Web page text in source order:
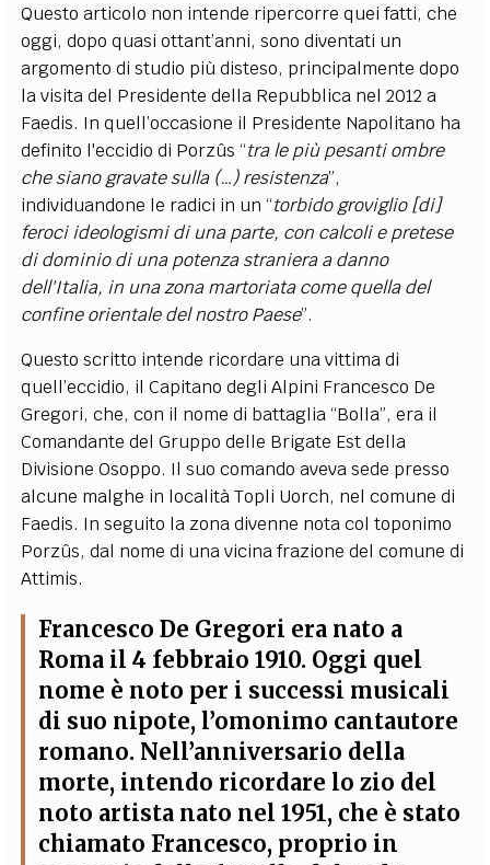
Questo articolo non intende ripercorre quei fatti, che
oggi, dopo quasi ottant’anni, sono diventati un
argomento di studio più disteso, principalmente dopo
la visita del Presidente della Repubblica nel 2012 a
Faedis. In quell’occasione il Presidente Napolitano ha
definito l'eccidio di Porzûs “tra le più pesanti ombre
che siano gravate sulla (…) resistenza”,
individuandone le radici in un “torbido groviglio [di]
feroci ideologismi di una parte, con calcoli e pretese
di dominio di una potenza straniera a danno
dell'Italia, in una zona martoriata come quella del
confine orientale del nostro Paese”.
Questo scritto intende ricordare una vittima di
quell’eccidio, il Capitano degli Alpini Francesco De
Gregori, che, con il nome di battaglia “Bolla”, era il
Comandante del Gruppo delle Brigate Est della
Divisione Osoppo. Il suo comando aveva sede presso
alcune malghe in località Topli Uorch, nel comune di
Faedis. In seguito la zona divenne nota col toponimo
Porzûs, dal nome di una vicina frazione del comune di
Attimis.
Francesco De Gregori era nato a
Roma il 4 febbraio 1910. Oggi quel
nome è noto per i successi musicali
di suo nipote, l’omonimo cantautore
romano. Nell’anniversario della
morte, intendo ricordare lo zio del
noto artista nato nel 1951, che è stato
chiamato Francesco, proprio in